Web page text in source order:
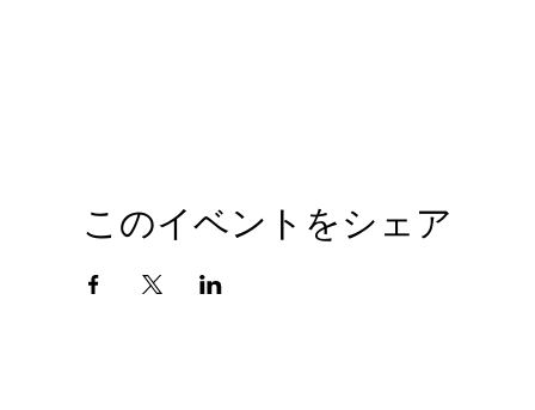
このイベントをシェア